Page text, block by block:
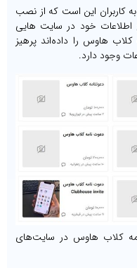
کاربران این است که از نصب
اطلاعات خود در سایت هایی
هاوس را داده‌اند پرهیز
وجود دارد.
کلاب هاوس در سایت‌های